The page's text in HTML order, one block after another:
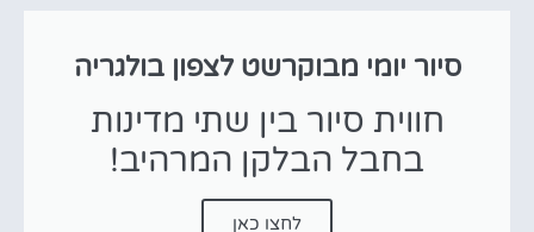
סיור יומי מבוקרשט לצפון בולגריה
חווית סיור בין שתי מדינות
בחבל הבלקן המרהיב!
לחצו כאן